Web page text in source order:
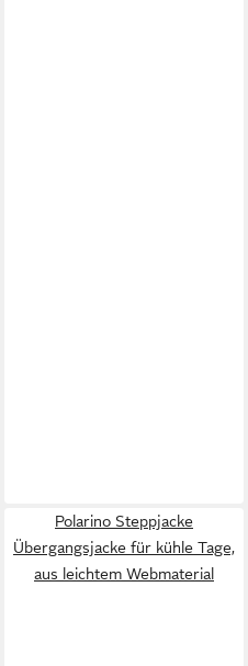
Polarino Steppjacke
Übergangsjacke für kühle Tage,
aus leichtem Webmaterial